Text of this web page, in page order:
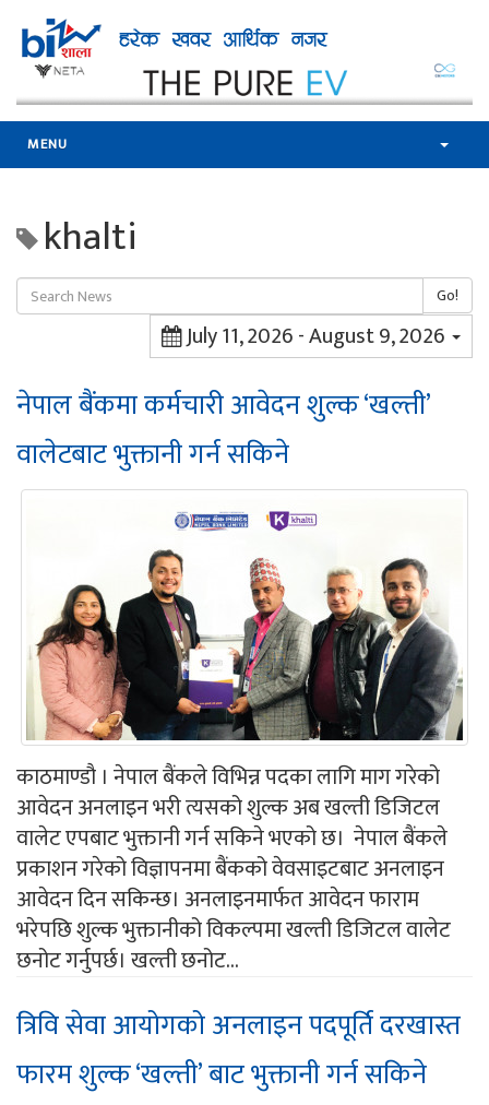
MENU
khalti
Go!
July 11, 2026 - August 9, 2026
नेपाल बैंकमा कर्मचारी आवेदन शुल्क ‘खल्ती’
वालेटबाट भुक्तानी गर्न सकिने
काठमाण्डौ । नेपाल बैंकले विभिन्न पदका लागि माग गरेको
आवेदन अनलाइन भरी त्यसको शुल्क अब खल्ती डिजिटल
वालेट एपबाट भुक्तानी गर्न सकिने भएको छ। नेपाल बैंकले
प्रकाशन गरेको विज्ञापनमा बैंकको वेवसाइटबाट अनलाइन
आवेदन दिन सकिन्छ। अनलाइनमार्फत आवेदन फाराम
भरेपछि शुल्क भुक्तानीको विकल्पमा खल्ती डिजिटल वालेट
छनोट गर्नुपर्छ। खल्ती छनोट...
त्रिवि सेवा आयोगको अनलाइन पदपूर्ति दरखास्त
फारम शुल्क ‘खल्ती’ बाट भुक्तानी गर्न सकिने